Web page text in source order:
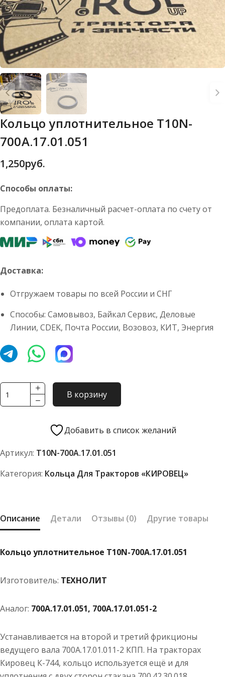
Кольцо уплотнительное Т10N-
700А.17.01.051
1,250руб.
Способы оплаты:
Предоплата. Безналичный расчет-оплата по счету от
компании, оплата картой.
Доставка:
Отгружаем товары по всей России и СНГ
Способы: Самовывоз, Байкал Сервис, Деловые
Линии, CDEK, Почта России, Возовоз, КИТ, Энергия
Количество
товара
уплотнительное
700А.17.01.051
В корзину
Добавить в список желаний
Артикул: Т10N-700А.17.01.051
Категория: Кольца Для Тракторов «КИРОВЕЦ»
Описание Детали Отзывы (0) Другие товары
Кольцо уплотнительное Т10N-700А.17.01.051
Изготовитель: ТЕХНОЛИТ
Аналог: 700А.17.01.051, 700А.17.01.051-2
Устанавливается на второй и третий фрикционы
ведущего вала 700А.17.01.011-2 КПП. На тракторах
Кировец К-744, кольцо используется ещё и для